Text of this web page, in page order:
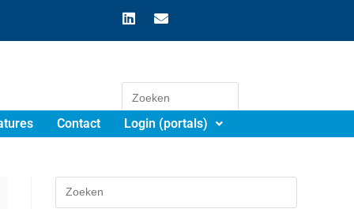
Contact Login (portals)